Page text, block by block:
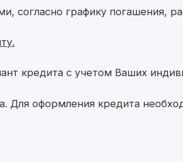
согласно графику погашения,
кредита с учетом Ваших
Для оформления кредита